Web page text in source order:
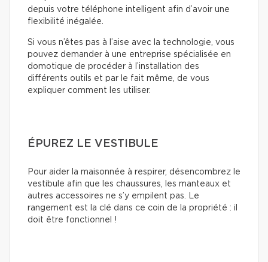
depuis votre téléphone intelligent afin d’avoir une
flexibilité inégalée.
Si vous n’êtes pas à l’aise avec la technologie, vous
pouvez demander à une entreprise spécialisée en
domotique de procéder à l’installation des
différents outils et par le fait même, de vous
expliquer comment les utiliser.
ÉPUREZ LE VESTIBULE
Pour aider la maisonnée à respirer, désencombrez le
vestibule afin que les chaussures, les manteaux et
autres accessoires ne s’y empilent pas. Le
rangement est la clé dans ce coin de la propriété : il
doit être fonctionnel !